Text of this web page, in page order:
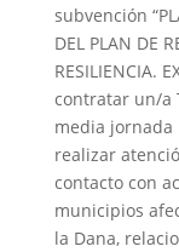
subvención
DEL PLAN DE
RESILIENCIA.
contratar un/a
media jornada
realizar
contacto con
municipios
la Dana,